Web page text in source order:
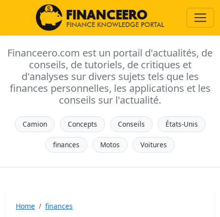
Financeero.com est un portail d'actualités, de
conseils, de tutoriels, de critiques et
d'analyses sur divers sujets tels que les
finances personnelles, les applications et les
conseils sur l'actualité.
Camion Concepts Conseils États-Unis
finances Motos Voitures
Home finances